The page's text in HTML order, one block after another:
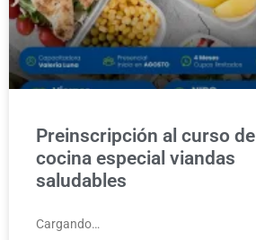
Preinscripción al curso de
cocina especial viandas
saludables
Cargando…